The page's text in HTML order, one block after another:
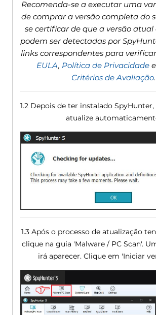
Recomenda-se a executar uma
de comprar a versão completa do
se certificar de que a versão
podem ser detectadas por
links correspondentes para
EULA, Política de Privacidadee
Critérios de Avaliação.
1.2 Depois de ter instalado SpyHunter,
atualize
1.3 Após o processo de atualização
clique na guia 'Malware / PC Scan'.
irá aparecer. Clique em 'Iniciar